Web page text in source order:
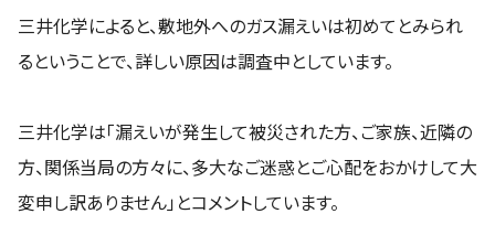
三井化学によると、敷地外へのガス漏えいは初めてとみられ
るということで、詳しい原因は調査中としています。
三井化学は「漏えいが発生して被災された方、ご家族、近隣の
方、関係当局の方々に、多大なご迷惑とご心配をおかけして大
変申し訳ありません」とコメントしています。